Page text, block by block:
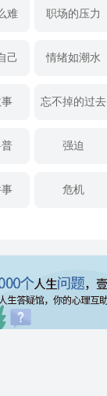
难 职场的压力
己 情绪如潮水
忘不掉的过去
强迫
危机